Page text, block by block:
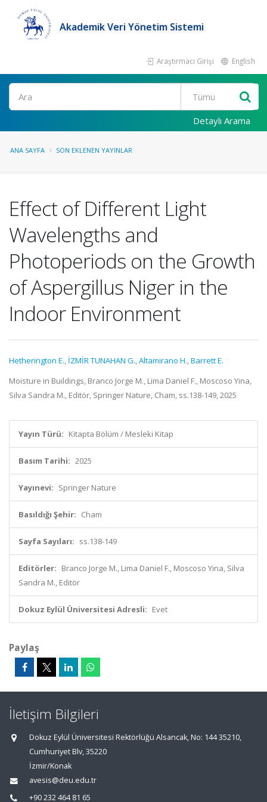
Akademik Veri Yönetim Sistemi
Araştırmacı Girişi English
Ara
Detaylı Arama
ANA SAYFA SON EKLENEN YAYINLAR
Effect of Different Light
Wavelengths and
Photoperiods on the Growth
of Aspergillus Niger in the
Indoor Environment
Hetherington E., İZMİR TUNAHAN G.,Altamirano H.,Barrett E.
Moisture in Buildings, Branco Jorge M., Lima Daniel F., Moscoso Yina,
Silva Sandra M., Editör, Springer Nature, Cham, ss.138-149, 2025
Yayın Türü: Kitapta Bölüm / Mesleki Kitap
Basım Tarihi: 2025
Yayınevi: Springer Nature
Basıldığı Şehir: Cham
Sayfa Sayıları: ss.138-149
Editörler: Branco Jorge M., Lima Daniel F., Moscoso Yina, Silva
Sandra M., Editör
Dokuz Eylül Üniversitesi Adresli: Evet
Paylaş
İletişim Bilgileri
Dokuz Eylül Üniversitesi Rektörlüğü Alsancak, No: 144 35210,
Cumhuriyet Blv, 35220
İzmir/Konak
avesis@deu.edu.tr
+90 232 464 81 65